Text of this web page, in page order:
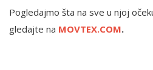
Pogledajmo šta na sve u njoj
gledajte na MOVTEX.COM.